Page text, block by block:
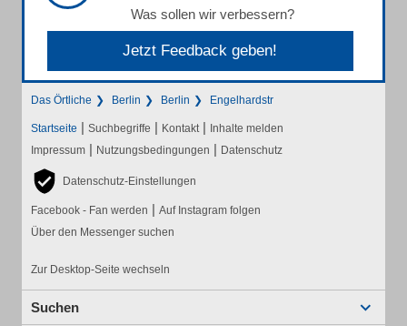
Was sollen wir verbessern?
Jetzt Feedback geben!
Das Örtliche Berlin Berlin Engelhardstr
Startseite | Suchbegriffe | Kontakt | Inhalte melden
Impressum | Nutzungsbedingungen | Datenschutz
Datenschutz-Einstellungen
Facebook - Fan werden | Auf Instagram folgen
Über den Messenger suchen
Zur Desktop-Seite wechseln
Suchen